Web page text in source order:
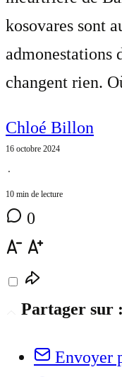
kosovares sont
admonestations
changent rien.
Chloé Billon
16 octobre 2024
⋅
10 min de lecture
0
Partager sur :
Envoyer